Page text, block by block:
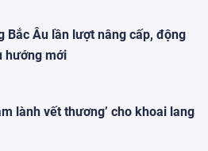
Bắc Âu lần lượt nâng cấp, động
hướng mới
lành vết thương’ cho khoai lang